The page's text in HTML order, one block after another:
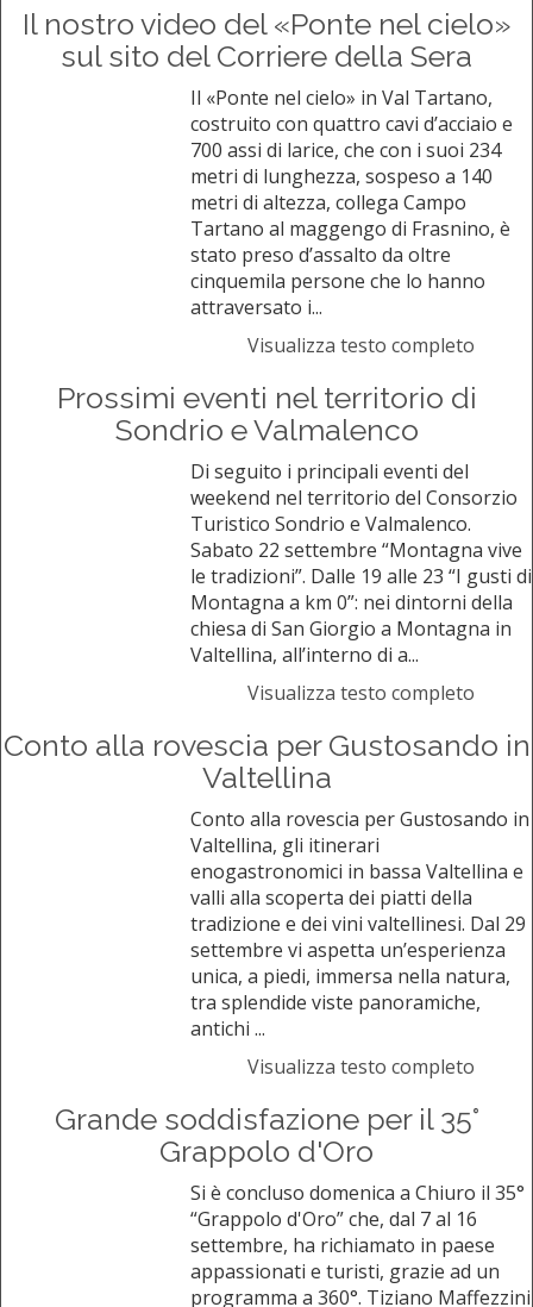
Il nostro video del «Ponte nel cielo»
sul sito del Corriere della Sera
Il «Ponte nel cielo» in Val Tartano,
costruito con quattro cavi d’acciaio e
700 assi di larice, che con i suoi 234
metri di lunghezza, sospeso a 140
metri di altezza, collega Campo
Tartano al maggengo di Frasnino, è
stato preso d’assalto da oltre
cinquemila persone che lo hanno
attraversato i...
Visualizza testo completo
Prossimi eventi nel territorio di
Sondrio e Valmalenco
Di seguito i principali eventi del
weekend nel territorio del Consorzio
Turistico Sondrio e Valmalenco.
Sabato 22 settembre “Montagna vive
le tradizioni”. Dalle 19 alle 23 “I gusti di
Montagna a km 0”: nei dintorni della
chiesa di San Giorgio a Montagna in
Valtellina, all’interno di a...
Visualizza testo completo
Conto alla rovescia per Gustosando in
Valtellina
Conto alla rovescia per Gustosando in
Valtellina, gli itinerari
enogastronomici in bassa Valtellina e
valli alla scoperta dei piatti della
tradizione e dei vini valtellinesi. Dal 29
settembre vi aspetta un’esperienza
unica, a piedi, immersa nella natura,
tra splendide viste panoramiche,
antichi ...
Visualizza testo completo
Grande soddisfazione per il 35°
Grappolo d'Oro
Si è concluso domenica a Chiuro il 35°
“Grappolo d'Oro” che, dal 7 al 16
settembre, ha richiamato in paese
appassionati e turisti, grazie ad un
programma a 360°. Tiziano Maffezzini